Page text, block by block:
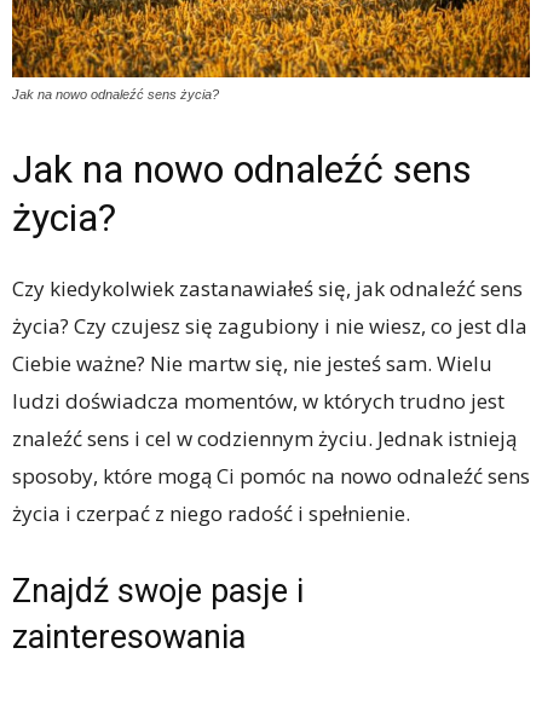
Jak na nowo odnaleźć sens życia?
Jak na nowo odnaleźć sens
życia?
Czy kiedykolwiek zastanawiałeś się, jak odnaleźć sens
życia? Czy czujesz się zagubiony i nie wiesz, co jest dla
Ciebie ważne? Nie martw się, nie jesteś sam. Wielu
ludzi doświadcza momentów, w których trudno jest
znaleźć sens i cel w codziennym życiu. Jednak istnieją
sposoby, które mogą Ci pomóc na nowo odnaleźć sens
życia i czerpać z niego radość i spełnienie.
Znajdź swoje pasje i
zainteresowania